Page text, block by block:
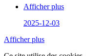
Afficher plus
2025-12-03
Afficher plus